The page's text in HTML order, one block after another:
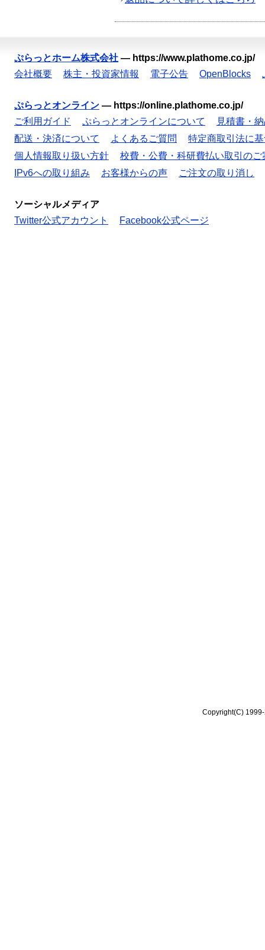
ぷらっとホーム株式会社 — https://www.plathome.co.jp/
会社概要
株主・投資家情報 電子公告 OpenBlocks
ぷらっとオンライン — https://online.plathome.co.jp/
ご利用ガイド
ぷらっとオンラインについて
見積書・
配送・決済について
よくあるご質問
特定商取引法に
個人情報取り扱い方針
校費・公費・科研費払い取引のご
IPv6への取り組み
お客様からの声 ご注文の取り消し
ソーシャルメディア
Twitter公式アカウント
Facebook公式ページ
Copyright(C)